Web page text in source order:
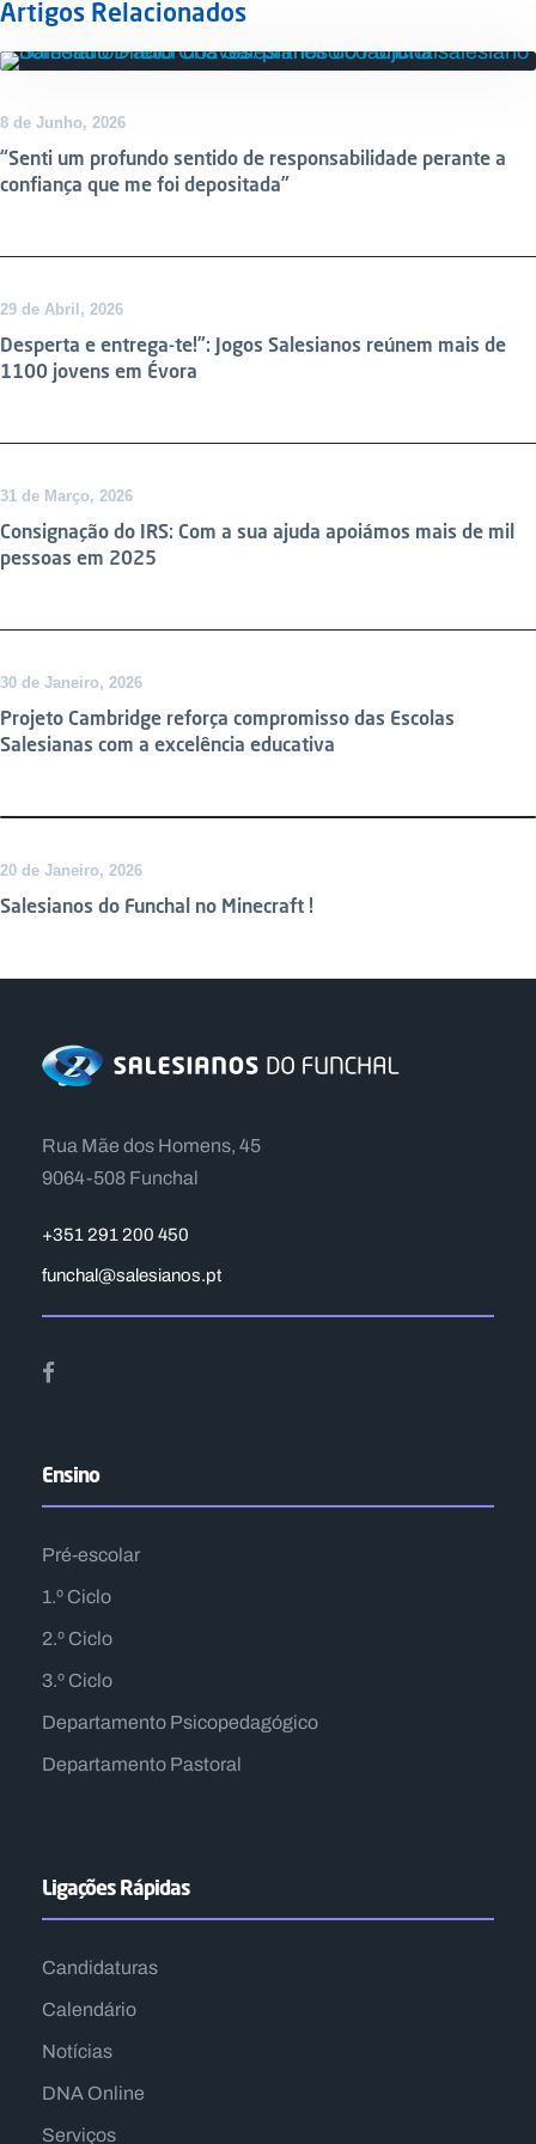
Artigos Relacionados
8 de Junho, 2026
“Senti um profundo sentido de responsabilidade perante a
confiança que me foi depositada”
29 de Abril, 2026
Desperta e entrega-te!”: Jogos Salesianos reúnem mais de
1100 jovens em Évora
31 de Março, 2026
Consignação do IRS: Com a sua ajuda apoiámos mais de mil
pessoas em 2025
30 de Janeiro, 2026
Projeto Cambridge reforça compromisso das Escolas
Salesianas com a excelência educativa
20 de Janeiro, 2026
Salesianos do Funchal no Minecraft !
Rua Mãe dos Homens, 45
9064-508 Funchal
+351 291 200 450
funchal@salesianos.pt
Ensino
Pré-escolar
1.º Ciclo
2.º Ciclo
3.º Ciclo
Departamento Psicopedagógico
Departamento Pastoral
Ligações Rápidas
Candidaturas
Calendário
Notícias
DNA Online
Serviços